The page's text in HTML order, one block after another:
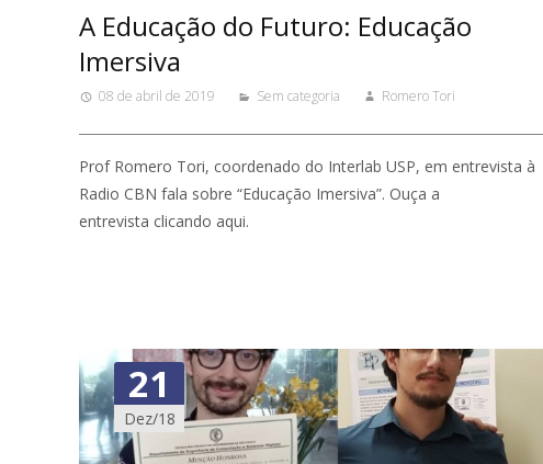
A Educação do Futuro: Educação
Imersiva
08 de abril de 2019 Sem categoria Romero Tori
Prof Romero Tori, coordenado do Interlab USP, em entrevista à
Radio CBN fala sobre “Educação Imersiva”. Ouça a
entrevista clicando aqui.
21
Dez/18